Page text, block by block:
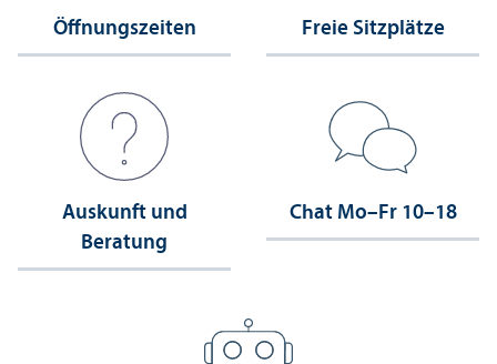
Öffnungs­zeiten Freie Sitzplätze
Auskunft und
Beratung
Chat Mo–Fr 10–18